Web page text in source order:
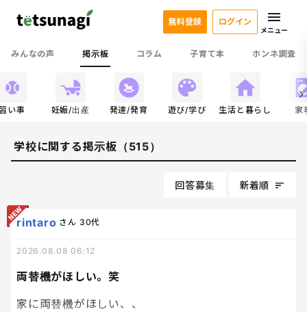
みんなの声 掲示板 コラム 子育て本 ホンネ調査
無料登録 ログイン
メニュー
い事 妊娠/出産 発達/発育 遊び/学び 生活と暮らし 家
学校に関する掲示板（515）
回答募集 新着順
両替機がほしい。笑
rintaro さん 30代
2026.08.08 06:12
家に両替機がほしい、、